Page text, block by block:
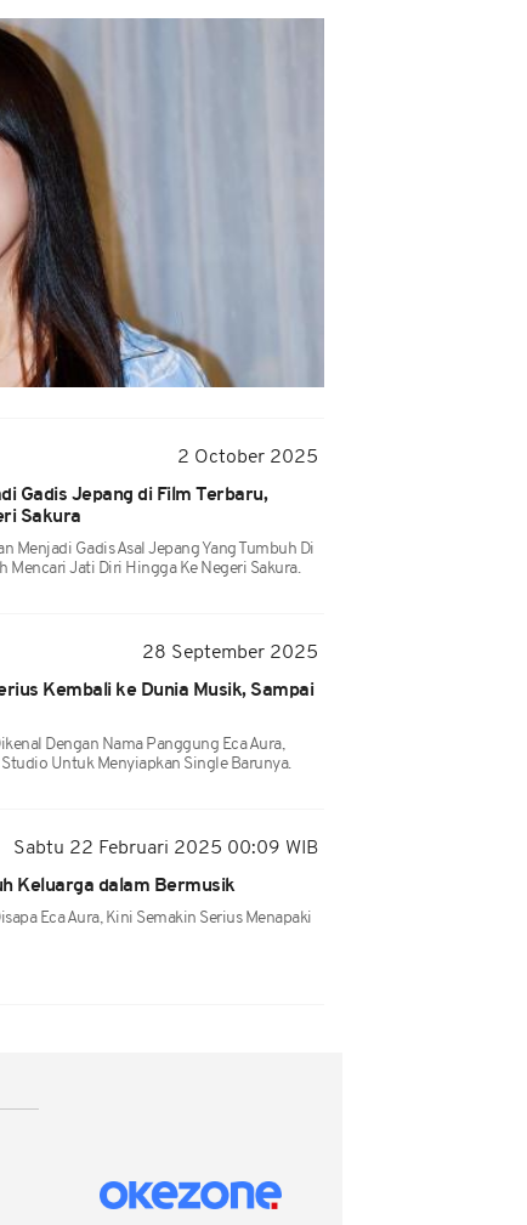
2 October 2025
Gadis Jepang di Film Terbaru,
Sakura
Menjadi Gadis Asal Jepang Yang Tumbuh Di
Mencari Jati Diri Hingga Ke Negeri Sakura.
28 September 2025
Kembali ke Dunia Musik, Sampai
Dengan Nama Panggung Eca Aura,
Untuk Menyiapkan Single Barunya.
Sabtu 22 Februari 2025 00:09 WIB
Keluarga dalam Bermusik
Eca Aura, Kini Semakin Serius Menapaki